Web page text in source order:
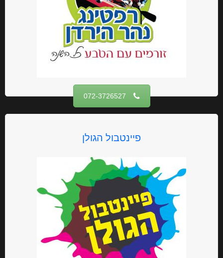
072-3726527
פיינטבול הגולן